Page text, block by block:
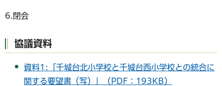
6.閉会
協議資料
資料1:「千城台北小学校と千城台西小学校との統合に
関する要望書（写）」（PDF：193KB）